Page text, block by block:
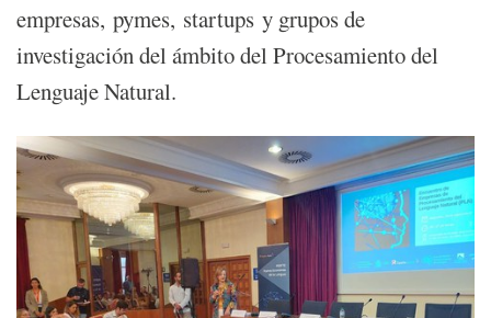
empresas, pymes, startups y grupos de
investigación del ámbito del Procesamiento del
Lenguaje Natural.